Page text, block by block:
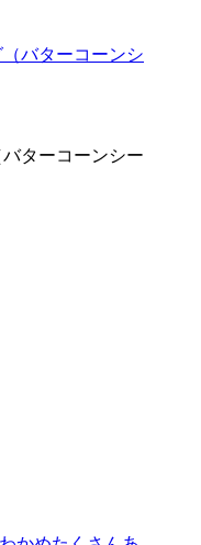
ターコーンシー